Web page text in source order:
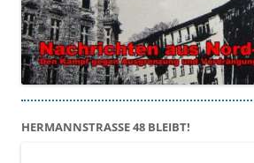
HERMANNSTRASSE 48 BLEIBT!